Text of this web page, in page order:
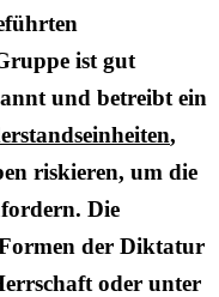
ist gut
und betreibt ein
,
riskieren, um die
Die
der Diktatur
oder unter